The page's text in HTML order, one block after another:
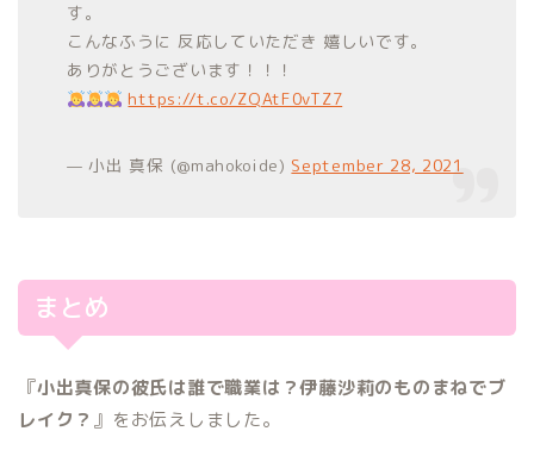
す。
こんなふうに 反応していただき 嬉しいです。
ありがとうございます！！！
https://t.co/ZQAtF0vTZ7
— 小出 真保 (@mahokoide) September 28, 2021
まとめ
『小出真保の彼氏は誰で職業は？伊藤沙莉のものまねでブ
レイク？ 』をお伝えしました。